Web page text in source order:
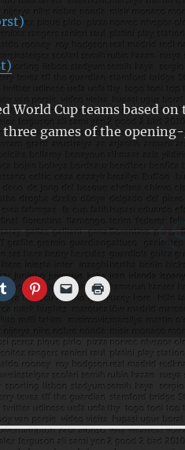
World Cup teams based
games of the